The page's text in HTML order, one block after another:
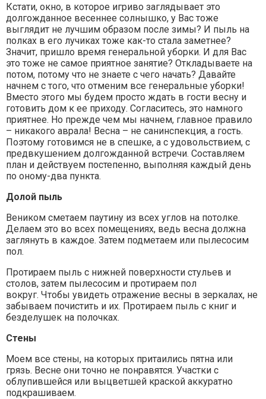
Кстати, окно, в которое игриво заглядывает это
долгожданное весеннее солнышко, у Вас тоже
выглядит не лучшим образом после зимы? И пыль на
полках в его лучиках тоже как-то стала заметнее?
Значит, пришло время генеральной уборки. И для Вас
это тоже не самое приятное занятие? Откладываете на
потом, потому что не знаете с чего начать? Давайте
начнем с того, что отменим все генеральные уборки!
Вместо этого мы будем просто ждать в гости весну и
готовить дом к ее приходу. Согласитесь, это намного
приятнее. Но прежде чем мы начнем, главное правило
– никакого аврала! Весна – не санинспекция, а гость.
Поэтому готовимся не в спешке, а с удовольствием, с
предвкушением долгожданной встречи. Составляем
план и действуем постепенно, выполняя каждый день
по оному-два пункта.
Долой пыль
Веником сметаем паутину из всех углов на потолке.
Делаем это во всех помещениях, ведь весна должна
заглянуть в каждое. Затем подметаем или пылесосим
пол.
Протираем пыль с нижней поверхности стульев и
столов, затем пылесосим и протираем пол
вокруг. Чтобы увидеть отражение весны в зеркалах, не
забываем почистить и их. Протираем пыль с книг и
безделушек на полочках.
Стены
Моем все стены, на которых притаились пятна или
грязь. Весне они точно не понравятся. Участки с
облупившейся или выцветшей краской аккуратно
подкрашиваем.